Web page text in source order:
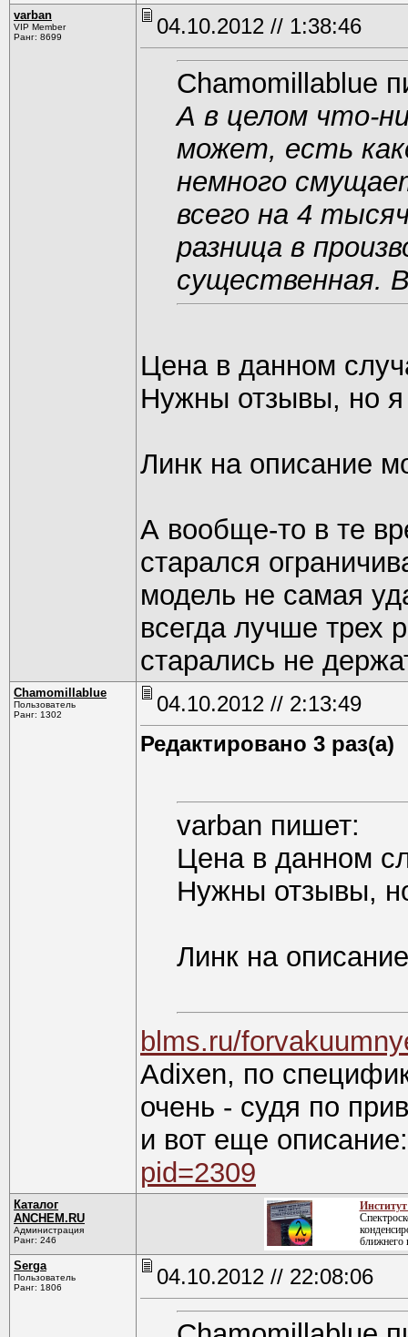
varban
VIP Member
Ранг: 8699
04.10.2012 // 1:38:46
Chamomillablue
А в целом что-
может, есть
немного
всего на 4
разница в
существенная.
Цена в данном
Нужны отзывы, но
Линк на описание
А вообще-то в те
старался
модель не самая
всегда лучше трех
старались не
Chamomillablue
Пользователь
Ранг: 1302
04.10.2012 // 2:13:49
Редактировано 3 раз(а)
varban пишет:
Цена в данном
Нужны отзывы,
Линк на
blms.ru/
Adixen, по
очень - судя по
и вот еще
pid=2309
Каталог
ANCHEM.RU
Администрация
Ранг: 246
ближнего
Serga
Пользователь
Ранг: 1806
04.10.2012 // 22:08:06